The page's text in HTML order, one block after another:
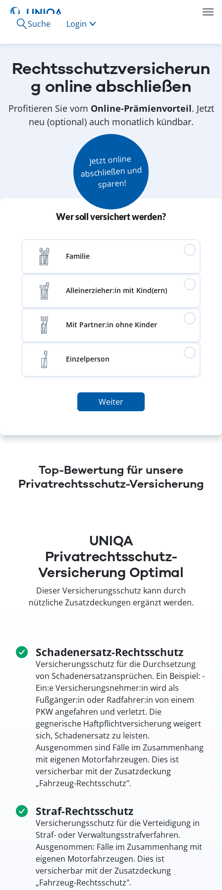
Suche Login
Rechtsschutzversicherun
g online abschließen
Profitieren Sie vom Online-Prämienvorteil. Jetzt
neu (optional) auch monatlich kündbar.
Jetzt online
abschließen und
sparen!
Wer soll versichert werden?
Familie
Alleinerzieher:in mit Kind(ern)
Mit Partner:in ohne Kinder
Einzelperson
Weiter
Top-Bewertung für unsere
Privatrechtsschutz-Versicherung
UNIQA
Privatrechtsschutz-
Versicherung Optimal
Dieser Versicherungsschutz kann durch
nützliche Zusatzdeckungen ergänzt werden.
Schadenersatz-Rechtsschutz
Versicherungsschutz für die Durchsetzung
von Schadenersatzansprüchen. Ein Beispiel: ­
Ein:e Versicherungsnehmer:in wird als
Fußgänger:in oder Radfahrer:in von einem
PKW angefahren und verletzt. Die
gegnerische Haftpflichtversicherung weigert
sich, Schadenersatz zu leisten.
Ausgenommen sind Fälle im Zusammenhang
mit eigenen Motorfahrzeugen. Dies ist
versicherbar mit der Zusatzdeckung
„Fahrzeug-Rechtsschutz".
Straf-Rechtsschutz
Versicherungsschutz für die Verteidigung in
Straf- oder Verwaltungsstrafverfahren.
Ausgenommen: Fälle im Zusammenhang mit
eigenen Motorfahrzeugen. Dies ist
versicherbar mit der Zusatzdeckung
„Fahrzeug-Rechtsschutz".